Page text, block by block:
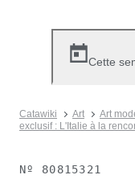
Cette
Catawiki Art Art
exclusif : L'Italie à la
Nº 80815321